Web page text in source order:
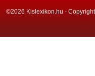
©2026 Kislexikon.hu -